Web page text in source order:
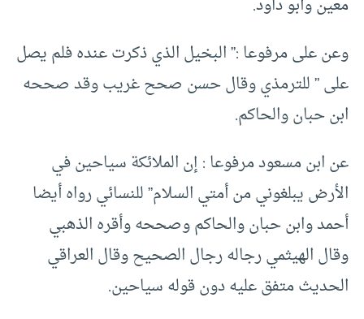
وعن على مرفوعا :” البخيل الذي ذكرت عنده فلم يصل
على ” للترمذي وقال حسن صحح غريب وقد صححه
ابن حبان والحاكم.
عن ابن مسعود مرفوعا : إن الملائكة سياحين في
الأرض يبلغوني من أمتي السلام” للنسائي رواه أيضا
أحمد وابن حبان والحاكم وصححه وأقره الذهبي
وقال الهيثمي رجاله رجال الصحيح وقال العراقي
الحديث متفق عليه دون قوله سياحين.